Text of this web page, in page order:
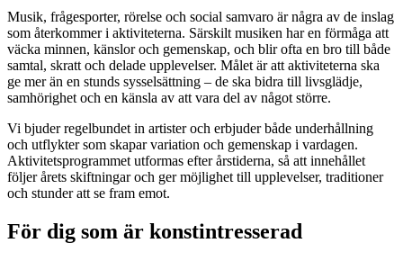
Musik, frågesporter, rörelse och social samvaro är några av de inslag
som återkommer i aktiviteterna. Särskilt musiken har en förmåga att
väcka minnen, känslor och gemenskap, och blir ofta en bro till både
samtal, skratt och delade upplevelser. Målet är att aktiviteterna ska
ge mer än en stunds sysselsättning – de ska bidra till livsglädje,
samhörighet och en känsla av att vara del av något större.
Vi bjuder regelbundet in artister och erbjuder både underhållning
och utflykter som skapar variation och gemenskap i vardagen.
Aktivitetsprogrammet utformas efter årstiderna, så att innehållet
följer årets skiftningar och ger möjlighet till upplevelser, traditioner
och stunder att se fram emot.
För dig som är konstintresserad